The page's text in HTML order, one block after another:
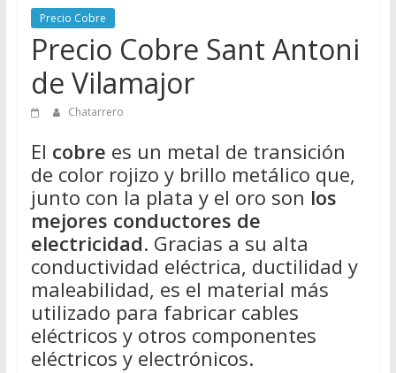
Chatarreros
para
vender
Chatarra
Precio Cobre
Precio Cobre Sant Antoni
de Vilamajor
Chatarrero
El cobre es un metal de transición
de color rojizo y brillo metálico que,
junto con la plata y el oro son los
mejores conductores de
electricidad. Gracias a su alta
conductividad eléctrica, ductilidad y
maleabilidad, es el material más
utilizado para fabricar cables
eléctricos y otros componentes
eléctricos y electrónicos.